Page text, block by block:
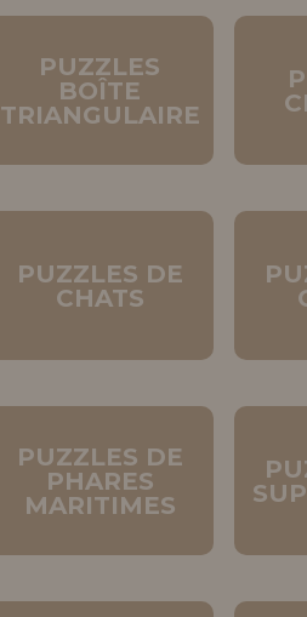
PUZZLES
BOÎTE
TRIANGULAIRE
PUZZLES DE
CHATS
PUZZLES DE
PHARES
MARITIMES